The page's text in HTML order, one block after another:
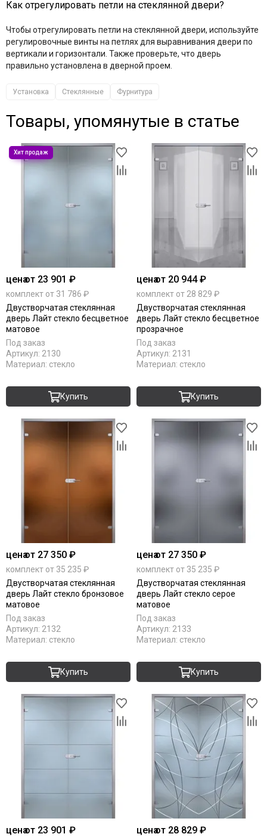
Как отрегулировать петли на стеклянной двери?
Чтобы отрегулировать петли на стеклянной двери, используйте
регулировочные винты на петлях для выравнивания двери по
вертикали и горизонтали. Также проверьте, что дверь
правильно установлена в дверной проем.
Установка Стеклянные Фурнитура
Товары, упомянутые в статье
ценаот 23 901 ₽
комплект от 31 786 ₽
Двустворчатая стеклянная
дверь Лайт стекло бесцветное
матовое
Под заказ
Артикул: 2130
Материал: стекло
Купить
ценаот 20 944 ₽
комплект от 28 829 ₽
Двустворчатая стеклянная
дверь Лайт стекло бесцветное
прозрачное
Под заказ
Артикул: 2131
Материал: стекло
Купить
ценаот 27 350 ₽
комплект от 35 235 ₽
Двустворчатая стеклянная
дверь Лайт стекло бронзовое
матовое
Под заказ
Артикул: 2132
Материал: стекло
Купить
ценаот 27 350 ₽
комплект от 35 235 ₽
Двустворчатая стеклянная
дверь Лайт стекло серое
матовое
Под заказ
Артикул: 2133
Материал: стекло
Купить
ценаот 23 901 ₽ ценаот 28 829 ₽